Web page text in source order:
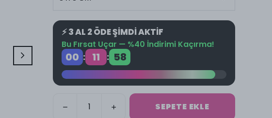
⚡ 3 AL 2 ÖDE ŞİMDİ AKTİF
Bu Fırsat Uçar — %40 İndirimi Kaçırma!
00 : 11 : 58
SEPETE EKLE